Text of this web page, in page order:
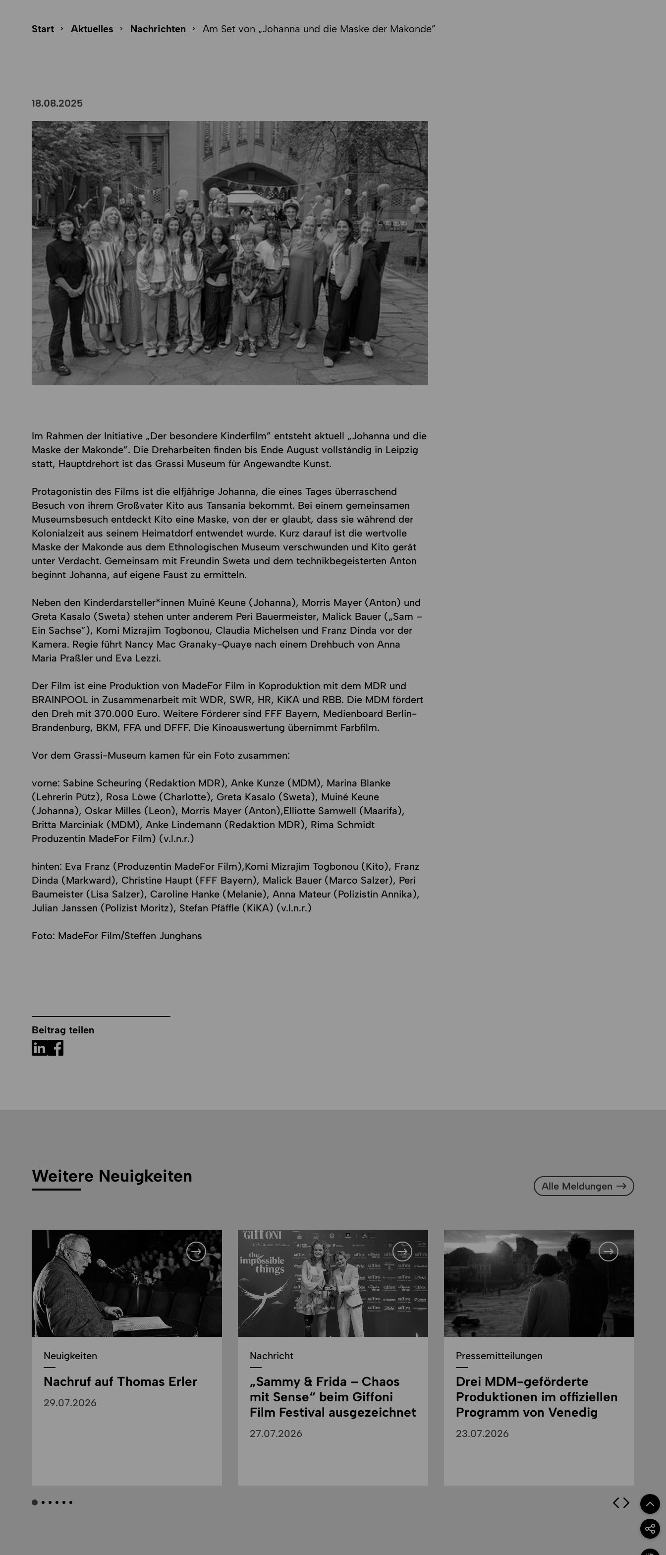
Seitenpfad
Start Aktuelles Nachrichten Am Set von „Johanna und die Maske der Makonde”
18.08.2025
Im Rahmen der Initiative „Der besondere Kinderfilm” entsteht aktuell „Johanna und die
Maske der Makonde”. Die Dreharbeiten finden bis Ende August vollständig in Leipzig
statt, Hauptdrehort ist das Grassi Museum für Angewandte Kunst.
Protagonistin des Films ist die elfjährige Johanna, die eines Tages überraschend
Besuch von ihrem Großvater Kito aus Tansania bekommt. Bei einem gemeinsamen
Museumsbesuch entdeckt Kito eine Maske, von der er glaubt, dass sie während der
Kolonialzeit aus seinem Heimatdorf entwendet wurde. Kurz darauf ist die wertvolle
Maske der Makonde aus dem Ethnologischen Museum verschwunden und Kito gerät
unter Verdacht. Gemeinsam mit Freundin Sweta und dem technikbegeisterten Anton
beginnt Johanna, auf eigene Faust zu ermitteln.
Neben den Kinderdarsteller*innen Muiné Keune (Johanna), Morris Mayer (Anton) und
Greta Kasalo (Sweta) stehen unter anderem Peri Bauermeister, Malick Bauer („Sam –
Ein Sachse”), Komi Mizrajim Togbonou, Claudia Michelsen und Franz Dinda vor der
Kamera. Regie führt Nancy Mac Granaky-Quaye nach einem Drehbuch von Anna
Maria Praßler und Eva Lezzi.
Der Film ist eine Produktion von MadeFor Film in Koproduktion mit dem MDR und
BRAINPOOL in Zusammenarbeit mit WDR, SWR, HR, KiKA und RBB. Die MDM fördert
den Dreh mit 370.000 Euro. Weitere Förderer sind FFF Bayern, Medienboard Berlin-
Brandenburg, BKM, FFA und DFFF. Die Kinoauswertung übernimmt Farbfilm.
Vor dem Grassi-Museum kamen für ein Foto zusammen:
vorne: Sabine Scheuring (Redaktion MDR), Anke Kunze (MDM), Marina Blanke
(Lehrerin Pütz), Rosa Löwe (Charlotte), Greta Kasalo (Sweta), Muiné Keune
(Johanna), Oskar Milles (Leon), Morris Mayer (Anton),Elliotte Samwell (Maarifa),
Britta Marciniak (MDM), Anke Lindemann (Redaktion MDR), Rima Schmidt
Produzentin MadeFor Film) (v.l.n.r.)
hinten: Eva Franz (Produzentin MadeFor Film),Komi Mizrajim Togbonou (Kito), Franz
Dinda (Markward), Christine Haupt (FFF Bayern), Malick Bauer (Marco Salzer), Peri
Baumeister (Lisa Salzer), Caroline Hanke (Melanie), Anna Mateur (Polizistin Annika),
Julian Janssen (Polizist Moritz), Stefan Pfäffle (KiKA) (v.l.n.r.)
Foto: MadeFor Film/Steffen Junghans
Beitrag teilen
Weitere Neuigkeiten
Alle Meldungen
Neuigkeiten
Nachruf auf Thomas Erler
29.07.2026
Nachricht
„Sammy & Frida – Chaos
mit Sense“ beim Giffoni
Film Festival ausgezeichnet
27.07.2026
Pressemitteilungen
Drei MDM-geförderte
Produktionen im offiziellen
Programm von Venedig
23.07.2026
Zum